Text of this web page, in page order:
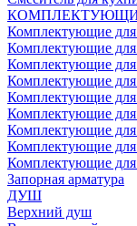
Комплектующие
Комплектующие
Комплектующие
Комплектующие для
Комплектующие для
Комплектующие для
Комплектующие для
Комплектующие
Комплектующие
Запорная арматура
ДУШ
Верхний душ